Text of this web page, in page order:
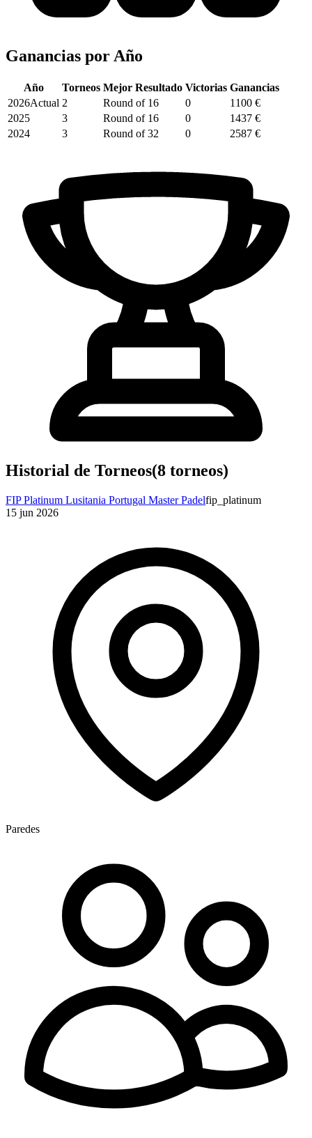
Ganancias por Año
Año Torneos Mejor Resultado Victorias Ganancias
2026Actual 2 Round of 16 0
1100 €
2025
3 Round of 16 0
1437 €
2024
3 Round of 32 0 2587 €
Historial de Torneos(8 torneos)
FIP Platinum Lusitania Portugal Master Padelfip_platinum
15 jun 2026
Paredes